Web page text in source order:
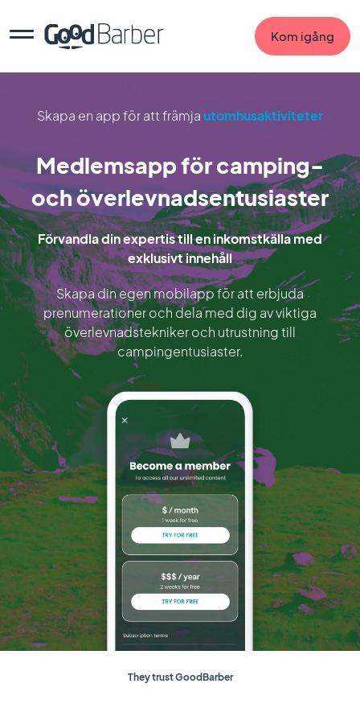
Kom igång
Skapa en app för att främja utomhusaktiviteter
Medlemsapp för camping-
och överlevnadsentusiaster
Förvandla din expertis till en inkomstkälla med
exklusivt innehåll
Skapa din egen mobilapp för att erbjuda
prenumerationer och dela med dig av viktiga
överlevnadstekniker och utrustning till
campingentusiaster.
They trust GoodBarber